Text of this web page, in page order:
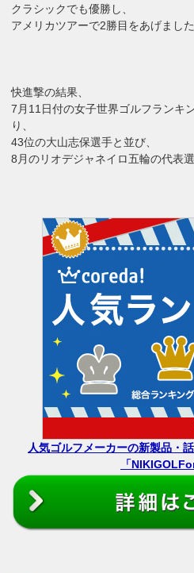
クラシックでも優勝し、
アメリカツアーで2勝目をあげました
快進撃の結果、
7月11日付の女子世界ゴルフランキ
り、
43位の大山志保選手と並び、
8月のリオデジャネイロ五輪の代表
人気ゴルフメーカーの新製品・
「